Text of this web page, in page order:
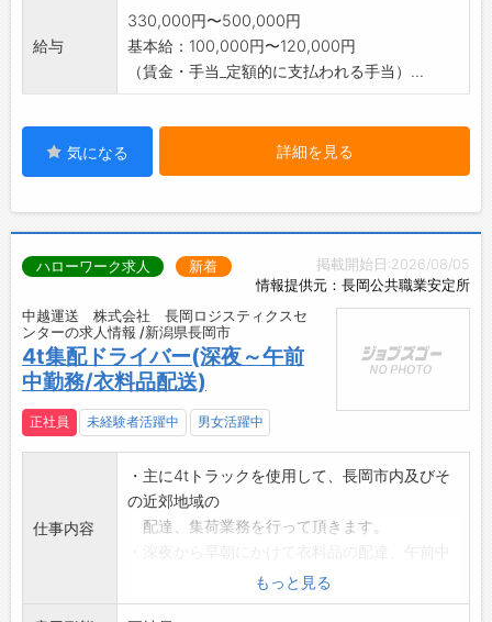
給与
330,000円〜500,000円
基本給：100,000円〜120,000円
（賃金・手当_定額的に支払われる手当）...
気になる 詳細を見る
掲載開始日:2026/08/05
情報提供元：長岡公共職業安定所
ハローワーク求人 新着
中越運送 株式会社 長岡ロジスティクスセ
ンターの求人情報 /新潟県長岡市
4t集配ドライバー(深夜～午前
中勤務/衣料品配送)
正社員 未経験者活躍中 男女活躍中
仕事内容
・主に4tトラックを使用して、長岡市内及びそ
の近郊地域の
配達、集荷業務を行って頂きます。
からお昼にかけては
雑貨品の配達及び集荷業務を行って頂きま
もっと見る